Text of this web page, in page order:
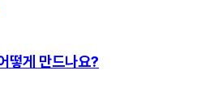
떻게 만드나요?